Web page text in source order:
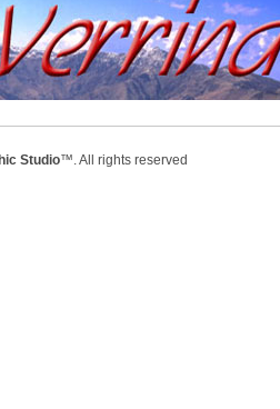
Studio™. All rights reserved